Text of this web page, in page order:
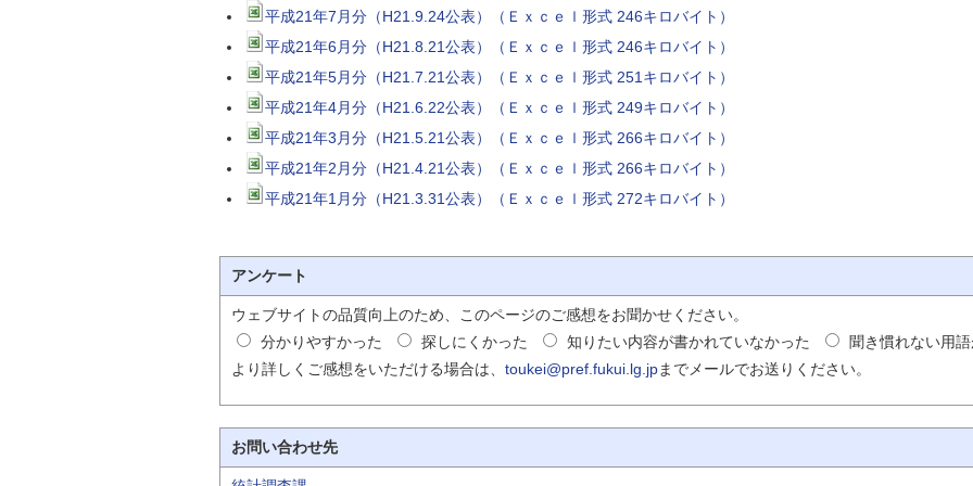
平成21年7月分（H21.9.24公表）（Ｅｘｃｅｌ形式 246キロバイト）
平成21年6月分（H21.8.21公表）（Ｅｘｃｅｌ形式 246キロバイト）
平成21年5月分（H21.7.21公表）（Ｅｘｃｅｌ形式 251キロバイト）
平成21年4月分（H21.6.22公表）（Ｅｘｃｅｌ形式 249キロバイト）
平成21年3月分（H21.5.21公表）（Ｅｘｃｅｌ形式 266キロバイト）
平成21年2月分（H21.4.21公表）（Ｅｘｃｅｌ形式 266キロバイト）
平成21年1月分（H21.3.31公表）（Ｅｘｃｅｌ形式 272キロバイト）
アンケート
ウェブサイトの品質向上のため、このページのご感想をお聞かせください。
分かりやすかった
探しにくかった 知りたい内容が書かれていなかった
聞き慣れない用
より詳しくご感想をいただける場合は、 toukei@pref.fukui.lg.jpまでメールでお送りください。
お問い合わせ先